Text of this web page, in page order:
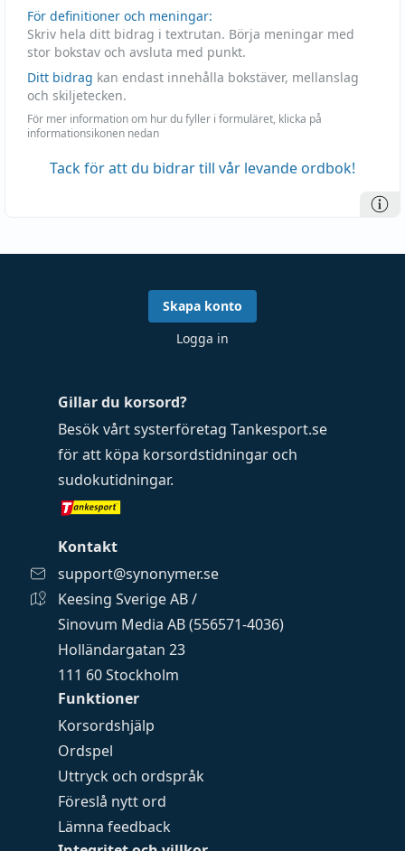
För definitioner och meningar:
Skriv hela ditt bidrag i textrutan. Börja meningar med
stor bokstav och avsluta med punkt.
Ditt bidrag kan endast innehålla bokstäver, mellanslag
och skiljetecken.
För mer information om hur du fyller i formuläret, klicka på
informationsikonen nedan
Tack för att du bidrar till vår levande ordbok!
Funktioner
Korsordshjälp
Ordspel
Uttryck och ordspråk
Föreslå nytt ord
Lämna feedback
Gillar du korsord?
Besök vårt systerföretag Tankesport.se
för att köpa korsordstidningar och
sudokutidningar.
Kontakt
support@synonymer.se
Keesing Sverige AB /
Sinovum Media AB (556571-4036)
Holländargatan 23
111 60 Stockholm
Skapa konto
Logga in